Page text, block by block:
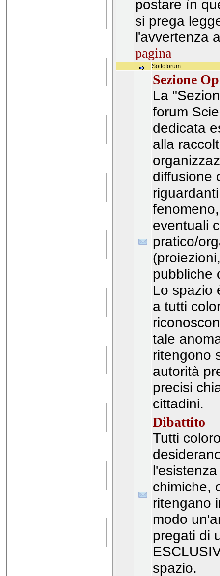
postare ìn
si prega
l'avvertenza
pagina
Sottoforum
Sezione
La
forum
dedicata
alla
diffusione
eventuali
pratico/
pubbliche
Lo spazio
a tutti
tale
ritengono
autorità
precisi
cittadini.
Dibattito
Tutti
chimiche,
ritengano
modo
pregati di
spazio.